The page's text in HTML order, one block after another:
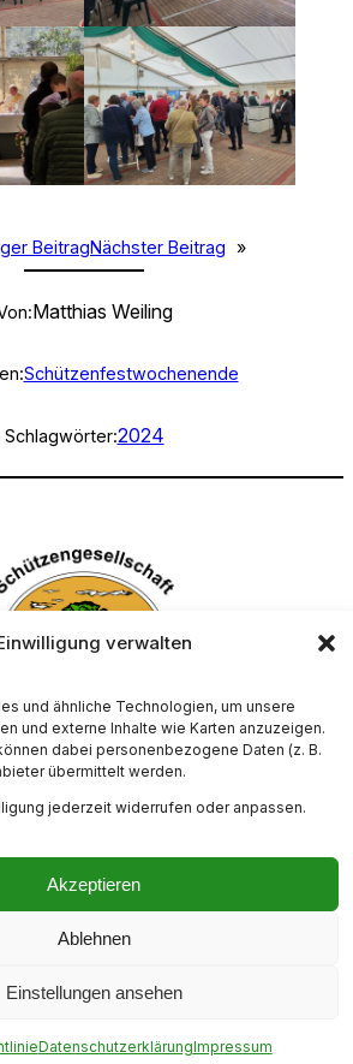
verwalten
und ähnliche Technologien, um unsere
und externe Inhalte wie Karten anzuzeigen.
dabei personenbezogene Daten (z. B.
übermittelt werden.
jederzeit widerrufen oder anpassen.
Akzeptieren
Ablehnen
Einstellungen ansehen
DatenschutzerklärungImpressum
BeitragNächster Beitrag »
Matthias Weiling
Schützenfestwochenende
Schlagwörter:2024
Börnste e.V.